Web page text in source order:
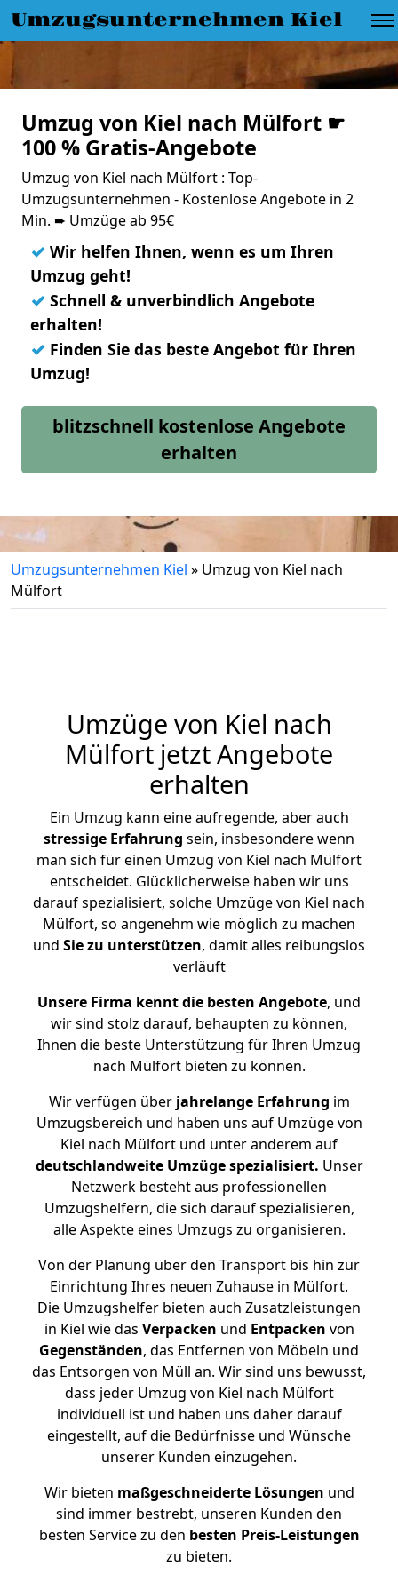
Umzugsunternehmen Kiel
Umzug von Kiel nach Mülfort ☛
100 % Gratis-Angebote
Umzug von Kiel nach Mülfort : Top-
Umzugsunternehmen - Kostenlose Angebote in 2
Min. ➨ Umzüge ab 95€
✓ Wir helfen Ihnen, wenn es um Ihren
Umzug geht!
✓ Schnell & unverbindlich Angebote
erhalten!
✓ Finden Sie das beste Angebot für Ihren
Umzug!
blitzschnell kostenlose Angebote
erhalten
Umzugsunternehmen Kiel » Umzug von Kiel nach
Mülfort
Umzüge von Kiel nach
Mülfort jetzt Angebote
erhalten
Ein Umzug kann eine aufregende, aber auch
stressige Erfahrung sein, insbesondere wenn
man sich für einen Umzug von Kiel nach Mülfort
entscheidet. Glücklicherweise haben wir uns
darauf spezialisiert, solche Umzüge von Kiel nach
Mülfort, so angenehm wie möglich zu machen
und Sie zu unterstützen, damit alles reibungslos
verläuft
Unsere Firma kennt die besten Angebote, und
wir sind stolz darauf, behaupten zu können,
Ihnen die beste Unterstützung für Ihren Umzug
nach Mülfort bieten zu können.
Wir verfügen überjahrelange Erfahrung im
Umzugsbereich und haben uns auf Umzüge von
Kiel nach Mülfort und unter anderem auf
deutschlandweite Umzüge spezialisiert. Unser
Netzwerk besteht aus professionellen
Umzugshelfern, die sich darauf spezialisieren,
alle Aspekte eines Umzugs zu organisieren.
Von der Planung über den Transport bis hin zur
Einrichtung Ihres neuen Zuhause in Mülfort.
Die Umzugshelfer bieten auch Zusatzleistungen
in Kiel wie das Verpacken und Entpacken von
Gegenständen, das Entfernen von Möbeln und
das Entsorgen von Müll an. Wir sind uns bewusst,
dass jeder Umzug von Kiel nach Mülfort
individuell ist und haben uns daher darauf
eingestellt, auf die Bedürfnisse und Wünsche
unserer Kunden einzugehen.
Wir bieten maßgeschneiderte Lösungen und
sind immer bestrebt, unseren Kunden den
besten Service zu den besten Preis-Leistungen
zu bieten.